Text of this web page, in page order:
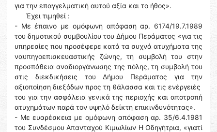
για την επαγγελματική αυτού αξία και το ήθος».
Έχει τιμηθεί :
- Με έπαινο με ομόφωνη απόφαση αρ. 6174/19.7.1989
του δημοτικού συμβουλίου του Δήμου Περάματος «για τις
υπηρεσίες που προσέφερε κατά τα συχνά ατυχήματα της
ναυπηγοεπισκευαστικής ζώνης, τη συμβολή του στην
προσπάθεια αναδιοργάνωσης της πόλης, τη συμβολή του
στις διεκδικήσεις του Δήμου Περάματος για την
αξιοποίηση διεξόδων προς τη θάλασσα και τις ενέργειές
του για την ασφάλεια γενικά της περιοχής και αποτροπή
ατυχημάτων παρά τον υψηλό δείκτη επικινδυνότητας».
- Με ευαρέσκεια με ομόφωνη απόφαση αρ. 35/6.4.1981
του Συνδέσμου Απανταχού Κιμωλίων Η Οδηγήτρια, «γιατί